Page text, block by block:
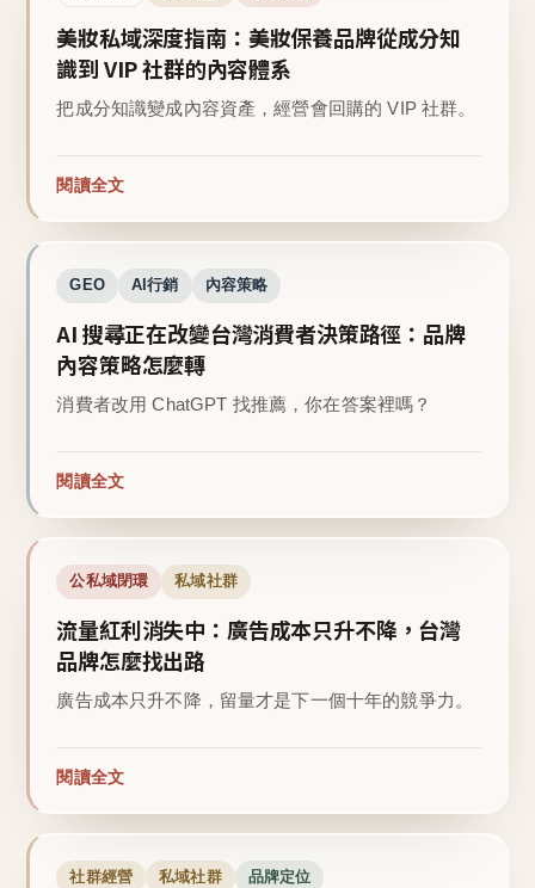
美妝私域深度指南：美妝保養品牌從成分知
識到 VIP 社群的內容體系
把成分知識變成內容資產，經營會回購的 VIP 社群。
閱讀全文
GEO AI行銷 內容策略
AI 搜尋正在改變台灣消費者決策路徑：品牌
內容策略怎麼轉
消費者改用 ChatGPT 找推薦，你在答案裡嗎？
閱讀全文
公私域閉環 私域社群
流量紅利消失中：廣告成本只升不降，台灣
品牌怎麼找出路
廣告成本只升不降，留量才是下一個十年的競爭力。
閱讀全文
社群經營 私域社群 品牌定位